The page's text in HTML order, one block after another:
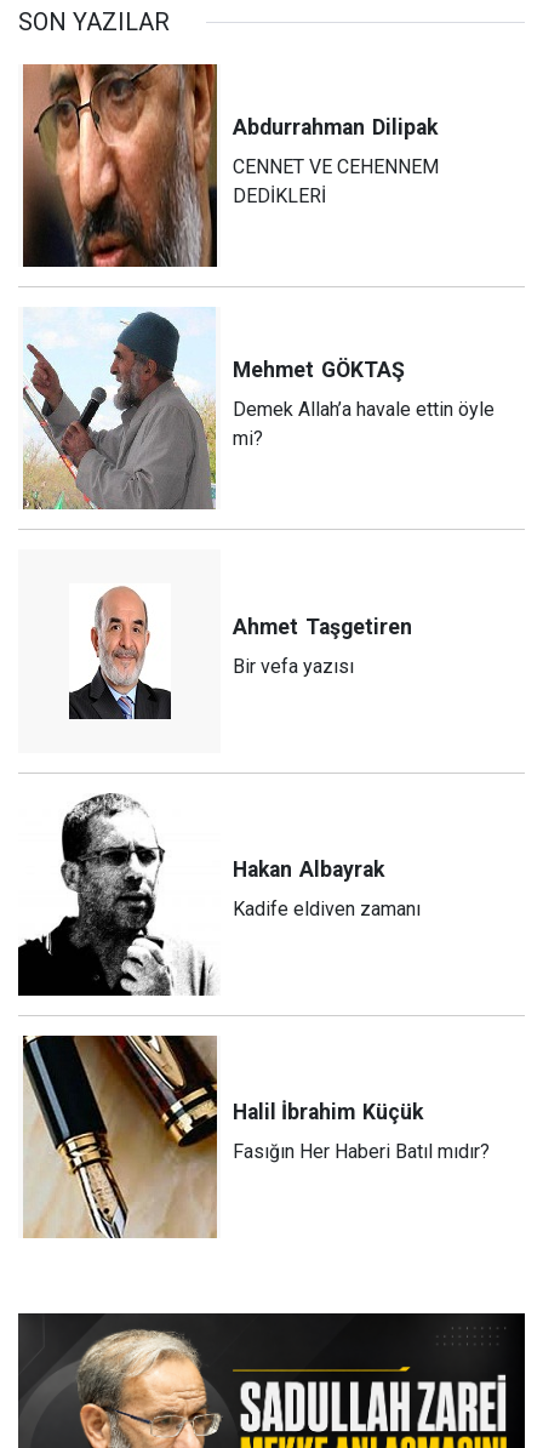
SON YAZILAR
Abdurrahman Dilipak
CENNET VE CEHENNEM
DEDİKLERİ
Mehmet GÖKTAŞ
Demek Allah’a havale ettin öyle
mi?
Ahmet Taşgetiren
Bir vefa yazısı
Hakan Albayrak
Kadife eldiven zamanı
Halil İbrahim Küçük
Fasığın Her Haberi Batıl mıdır?